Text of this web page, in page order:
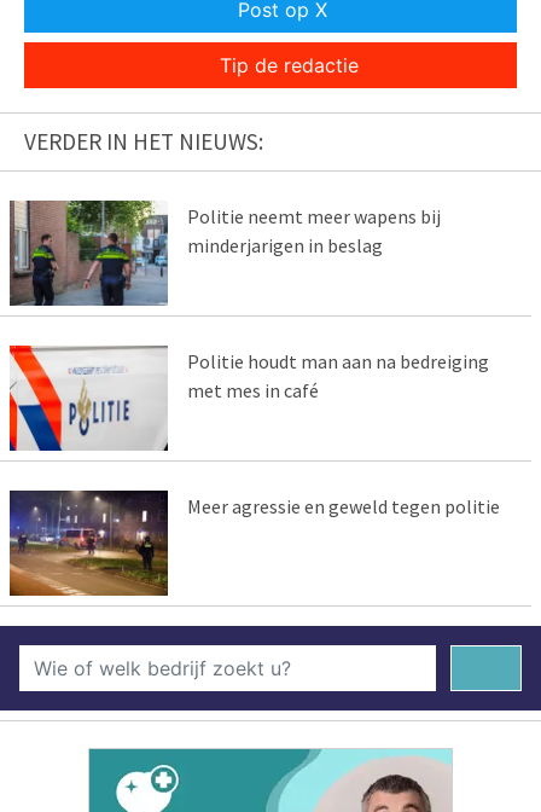
Post op X
Tip de redactie
VERDER IN HET NIEUWS:
Politie neemt meer wapens bij
minderjarigen in beslag
Politie houdt man aan na bedreiging
met mes in café
Meer agressie en geweld tegen politie